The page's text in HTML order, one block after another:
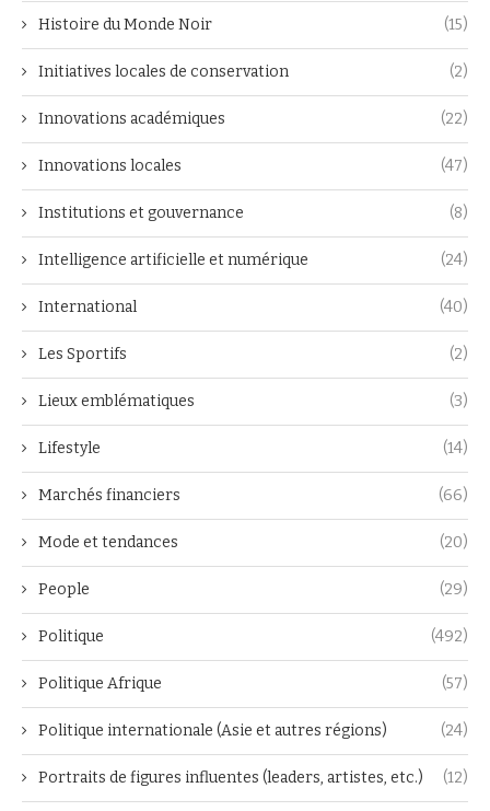
Histoire du Monde Noir (15)
Initiatives locales de conservation (2)
Innovations académiques (22)
Innovations locales (47)
Institutions et gouvernance (8)
Intelligence artificielle et numérique (24)
International (40)
Les Sportifs (2)
Lieux emblématiques (3)
Lifestyle (14)
Marchés financiers (66)
Mode et tendances (20)
People (29)
Politique (492)
Politique Afrique (57)
Politique internationale (Asie et autres régions) (24)
Portraits de figures influentes (leaders, artistes, etc.) (12)